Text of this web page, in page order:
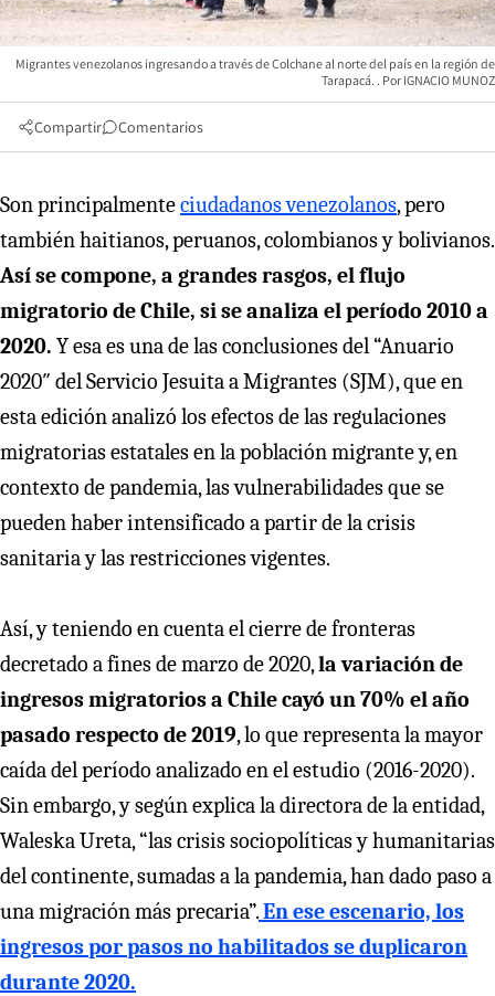
Migrantes venezolanos ingresando a través de Colchane al norte del país en la región de
Tarapacá.
IGNACIO MUNOZ
Compartir Comentarios
Son principalmenteciudadanos venezolanos, pero
también haitianos, peruanos, colombianos y bolivianos.
Así se compone, a grandes rasgos, el flujo
migratorio de Chile, si se analiza el período 2010 a
2020. Y esa es una de las conclusiones del “Anuario
2020″ del Servicio Jesuita a Migrantes (SJM), que en
esta edición analizó los efectos de las regulaciones
migratorias estatales en la población migrante y, en
contexto de pandemia, las vulnerabilidades que se
pueden haber intensificado a partir de la crisis
sanitaria y las restricciones vigentes.
Así, y teniendo en cuenta el cierre de fronteras
decretado a fines de marzo de 2020,la variación de
ingresos migratorios a Chile cayó un 70% el año
pasado respecto de 2019, lo que representa la mayor
caída del período analizado en el estudio (2016-2020).
Sin embargo, y según explica la directora de la entidad,
Waleska Ureta, “las crisis sociopolíticas y humanitarias
del continente, sumadas a la pandemia, han dado paso a
una migración más precaria”.En ese escenario, los
ingresos por pasos no habilitados se duplicaron
durante 2020.